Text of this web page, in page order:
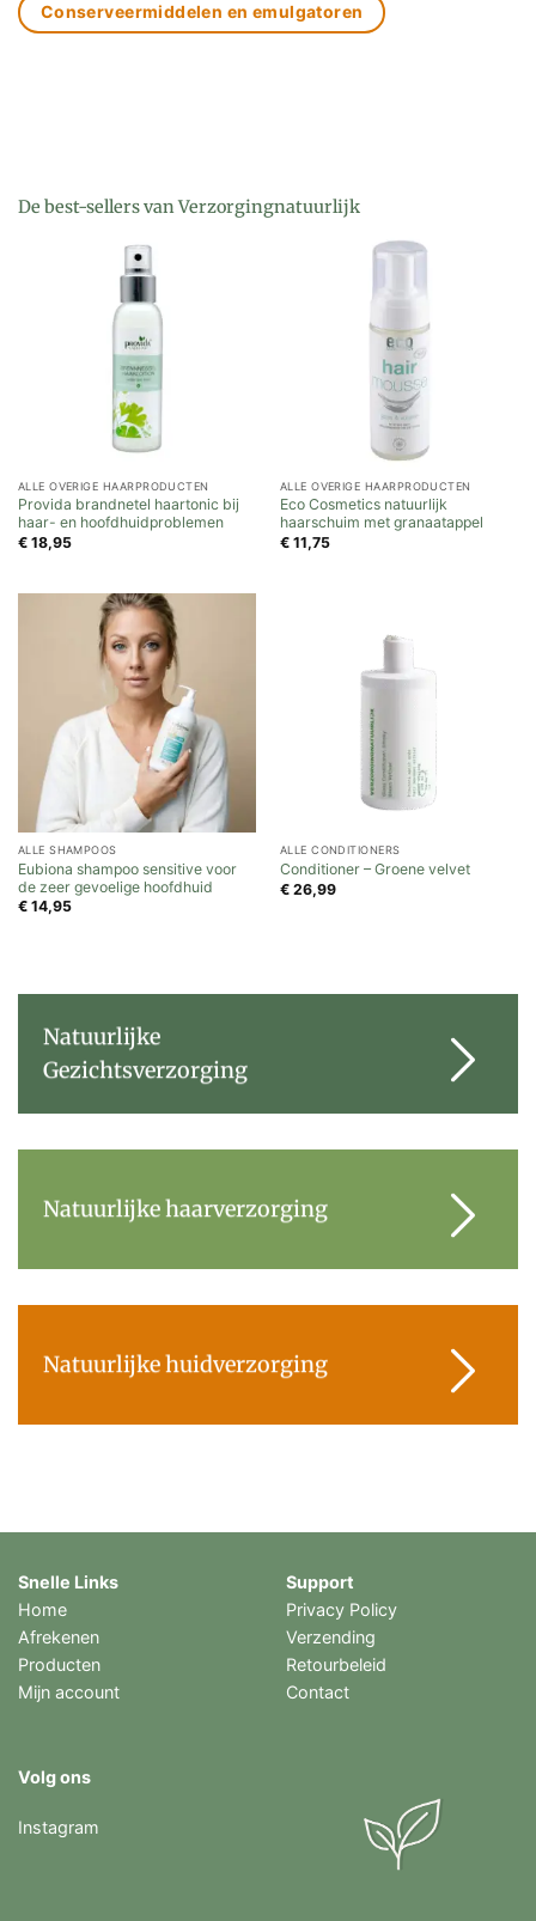
Conserveermiddelen en emulgatoren
De best-sellers van Verzorgingnatuurlijk
ALLE OVERIGE HAARPRODUCTEN
Provida brandnetel haartonic bij
haar- en hoofdhuidproblemen
€18,95
ALLE OVERIGE HAARPRODUCTEN
Eco Cosmetics natuurlijk
haarschuim met granaatappel
€11,75
ALLE SHAMPOOS
Eubiona shampoo sensitive voor
de zeer gevoelige hoofdhuid
€14,95
ALLE CONDITIONERS
Conditioner – Groene velvet
€26,99
Natuurlijke
Gezichtsverzorging
Natuurlijke haarverzorging
Natuurlijke huidverzorging
Snelle Links
Home
Afrekenen
Producten
Mijn account
Support
Privacy Policy
Verzending
Retourbeleid
Contact
Volg ons
Instagram